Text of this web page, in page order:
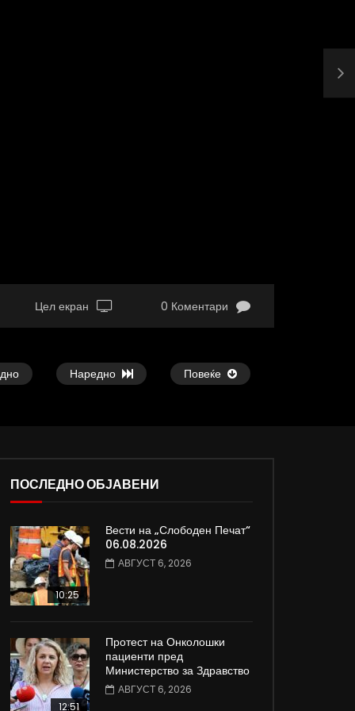
Цел екран 0 Коментари
Наредно Повеќе
37:25
Арсовски: „Се вариме како жаби,
додека сме надвор од ЕУ“
АВГУСТ 5, 2026
0
6.5K
ПОСЛЕДНО ОБЈАВЕНИ
10:25
Вести на „Слободен Печат“
06.08.2026
АВГУСТ 6, 2026
12:51
Протест на Онколошки
пациенти пред
Министерство за Здравство
АВГУСТ 6, 2026